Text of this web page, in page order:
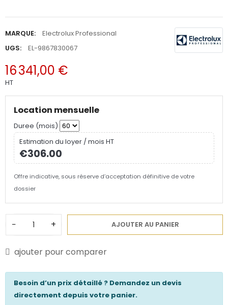
MARQUE:
Electrolux Professional
UGS:
EL-9867830067
16 341,00 €
HT
Location mensuelle
Duree (mois)
Estimation du loyer / mois HT
€306.00
Offre indicative, sous réserve d’acceptation définitive de votre
dossier
− + AJOUTER AU PANIER
ajouter pour comparer
Besoin d’un prix détaillé ? Demandez un devis
directement depuis votre panier.